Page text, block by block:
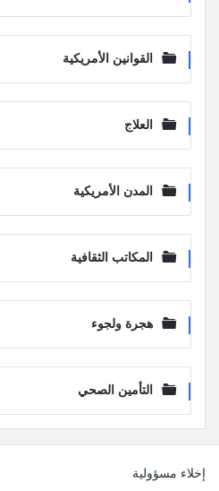
القوانين الأمريكية
العلاج
المدن الأمريكية
المكاتب الثقافية
هجرة ولجوء
التأمين الصحي
الفوترإخلاء مسؤولية